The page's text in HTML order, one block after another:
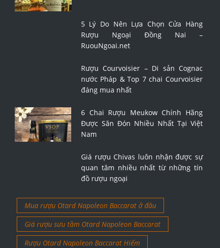
5 Lý Do Nên Lựa Chọn Cửa Hàng
Rượu Ngoại Đồng Nai –
RuouNgoai.net
Rượu Courvoisier – Di sản Cognac
nước Pháp & Top 7 chai Courvoisier
đáng mua nhất
6 Chai Rượu Meukow Chính Hãng
Được Săn Đón Nhiều Nhất Tại Việt
Nam
Giá rượu Chivas luôn nhận được sự
quan tâm nhiều nhất từ những tín
đồ rượu ngoại
Mua rượu Otard Napoleon Baccarat ở đâu
Giá rượu sưu tầm Otard Napoleon Baccarat
Rượu Otard Napoleon Baccarat Hiếm